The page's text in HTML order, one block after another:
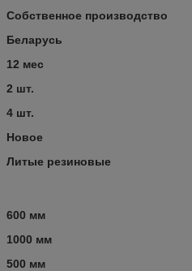
Собственное производство
Беларусь
12 мес
2 шт.
4 шт.
Новое
Литые резиновые
600 мм
1000 мм
500 мм